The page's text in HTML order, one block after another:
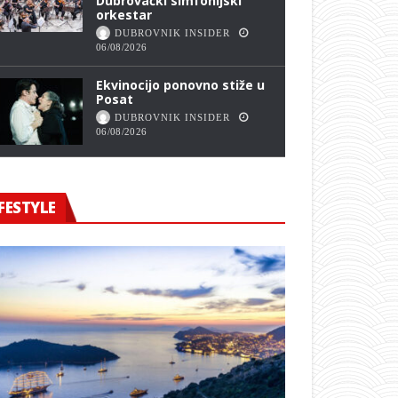
orkestar
DUBROVNIK INSIDER
06/08/2026
Ekvinocijo ponovno stiže u
Posat
DUBROVNIK INSIDER
06/08/2026